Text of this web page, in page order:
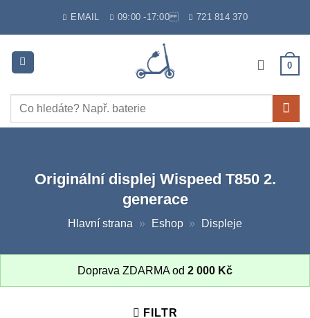
EMAIL 09:00 -17:00 721 814 370
0
Hledat:
Originální displej Wispeed T850 2.
generace
Hlavní strana » Eshop » Displeje
Doprava ZDARMA od 2 000 Kč
FILTR